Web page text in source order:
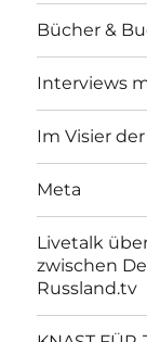
Bücher &
Interviews
Im Visier
Meta
Livetalk
zwischen
Russland.tv